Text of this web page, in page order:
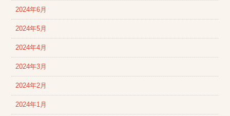
2024年6月
2024年5月
2024年4月
2024年3月
2024年2月
2024年1月